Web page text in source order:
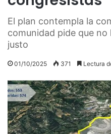
El plan contempla la
comunidad pide que
justo
01/10/2025 371 Lectura